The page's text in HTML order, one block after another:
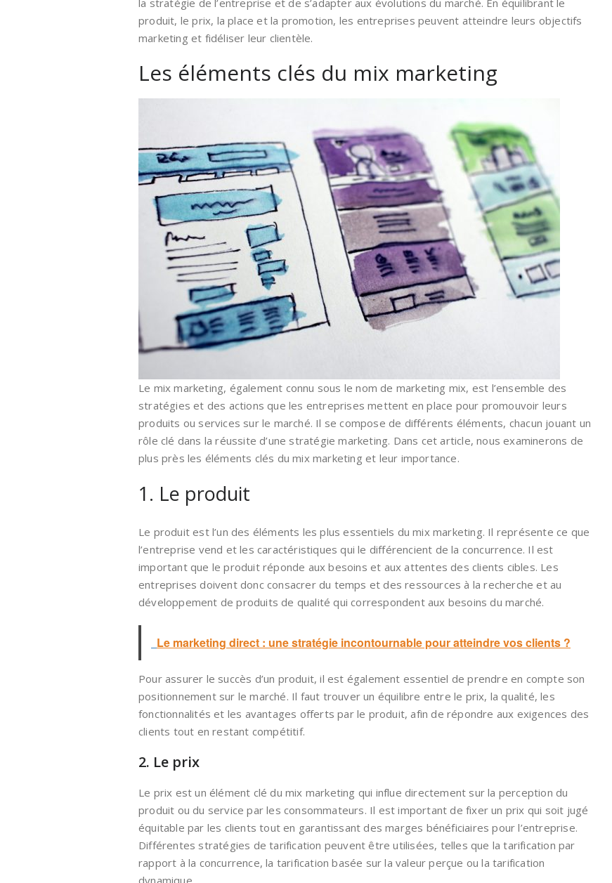
la stratégie de l’entreprise et de s’adapter aux évolutions du marché. En équilibrant le
produit, le prix, la place et la promotion, les entreprises peuvent atteindre leurs objectifs
marketing et fidéliser leur clientèle.
Les éléments clés du mix marketing
Le mix marketing, également connu sous le nom de marketing mix, est l’ensemble des
stratégies et des actions que les entreprises mettent en place pour promouvoir leurs
produits ou services sur le marché. Il se compose de différents éléments, chacun jouant un
rôle clé dans la réussite d’une stratégie marketing. Dans cet article, nous examinerons de
plus près les éléments clés du mix marketing et leur importance.
1. Le produit
Le produit est l’un des éléments les plus essentiels du mix marketing. Il représente ce que
l’entreprise vend et les caractéristiques qui le différencient de la concurrence. Il est
important que le produit réponde aux besoins et aux attentes des clients cibles. Les
entreprises doivent donc consacrer du temps et des ressources à la recherche et au
développement de produits de qualité qui correspondent aux besoins du marché.
Le marketing direct : une stratégie incontournable pour atteindre vos clients ?
Pour assurer le succès d’un produit, il est également essentiel de prendre en compte son
positionnement sur le marché. Il faut trouver un équilibre entre le prix, la qualité, les
fonctionnalités et les avantages offerts par le produit, afin de répondre aux exigences des
clients tout en restant compétitif.
2. Le prix
Le prix est un élément clé du mix marketing qui influe directement sur la perception du
produit ou du service par les consommateurs. Il est important de fixer un prix qui soit jugé
équitable par les clients tout en garantissant des marges bénéficiaires pour l’entreprise.
Différentes stratégies de tarification peuvent être utilisées, telles que la tarification par
rapport à la concurrence, la tarification basée sur la valeur perçue ou la tarification
dynamique.